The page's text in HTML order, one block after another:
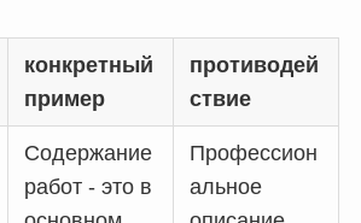
конкретный
пример
противодей
ствие
Содержание
работ - это в
Профессион
альное